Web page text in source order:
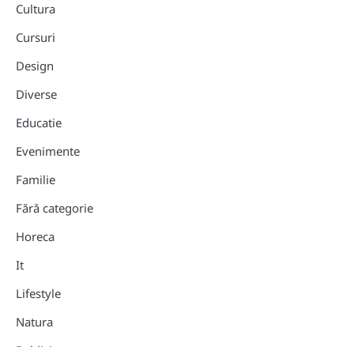
Cultura
Cursuri
Design
Diverse
Educatie
Evenimente
Familie
Fără categorie
Horeca
It
Lifestyle
Natura